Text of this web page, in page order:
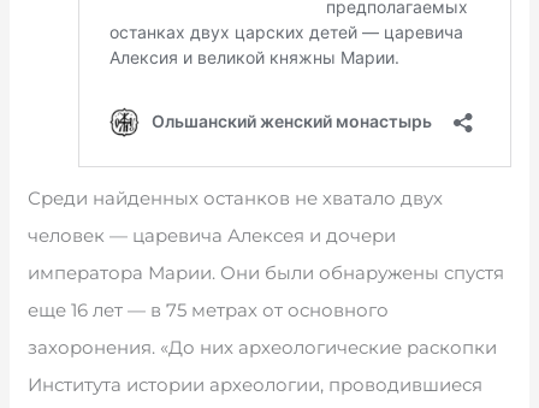
Среди найденных останков не хватало двух
человек — царевича Алексея и дочери
императора Марии. Они были обнаружены спустя
еще 16 лет — в 75 метрах от основного
захоронения. «До них археологические раскопки
Института истории археологии, проводившиеся